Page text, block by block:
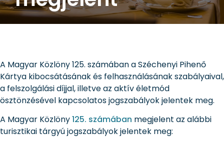
A Magyar Közlöny 125. számában a Széchenyi Pihenő
Kártya kibocsátásának és felhasználásának szabályaival,
a felszolgálási díjjal, illetve az aktív életmód
ösztönzésével kapcsolatos jogszabályok jelentek meg.
A Magyar Közlöny125. számában megjelent az alábbi
turisztikai tárgyú jogszabályok jelentek meg: